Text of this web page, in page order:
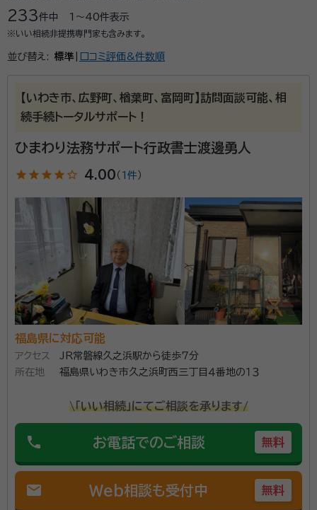
233件中 1〜40件表示
※いい相続非提携専門家も含みます。
並び替え: 標準 口コミ評価&件数順
【いわき市、広野町、楢葉町、富岡町】訪問面談可能、相
続手続トータルサポート！
ひまわり法務サポート行政書士渡邊勇人
star star star star star_outline 4.00 （ 1件）
福島県に対応可能
アクセス
JR常磐線久之浜駅から徒歩7分
所在地
福島県いわき市久之浜町西三丁目４番地の１３
\「いい相続」にてご相談を承ります/
phone お電話でのご相談 無料
mail Web相談も受付中 無料